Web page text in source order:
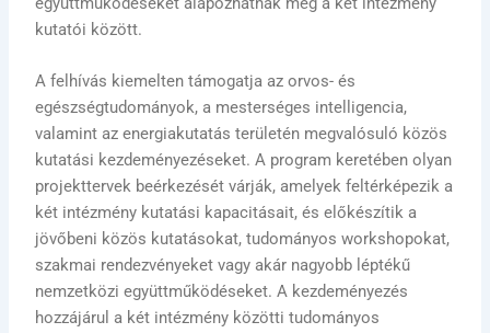
kutatói között.
A felhívás kiemelten támogatja az orvos- és
egészségtudományok, a mesterséges intelligencia,
valamint az energiakutatás területén megvalósuló közös
kutatási kezdeményezéseket. A program keretében olyan
projekttervek beérkezését várják, amelyek feltérképezik a
két intézmény kutatási kapacitásait, és előkészítik a
jövőbeni közös kutatásokat, tudományos workshopokat,
szakmai rendezvényeket vagy akár nagyobb léptékű
nemzetközi együttműködéseket. A kezdeményezés
hozzájárul a két intézmény közötti tudományos